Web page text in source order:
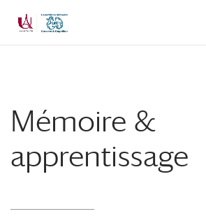
Mémoire &
apprentissage